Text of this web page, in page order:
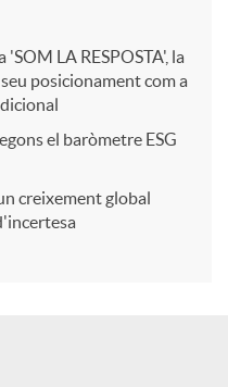
LA RESPOSTA', la
posicionament com a
el baròmetre ESG
creixement global